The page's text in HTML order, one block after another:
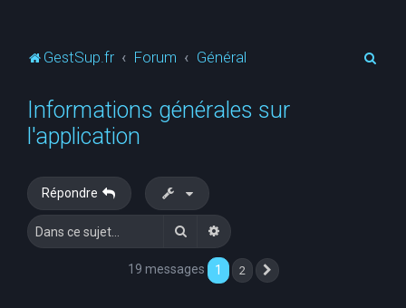
GestSup.fr Forum Général
Informations générales sur
l'application
Répondre
RechercherRecherche avancée
19 messages 1 2